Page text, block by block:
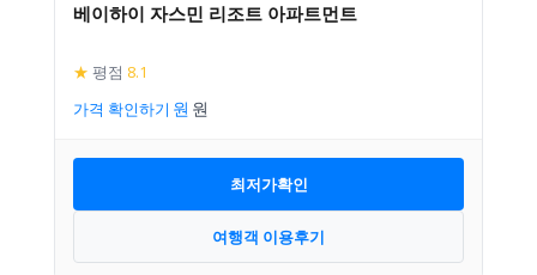
베이하이 자스민 리조트 아파트먼트
★ 평점 8.1
가격 확인하기
최저가확인
여행객 이용후기